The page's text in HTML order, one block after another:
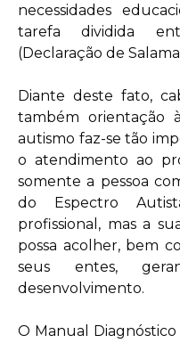
necessidades
tarefa dividida
(Declaração de
Diante deste fato,
também orientação
autismo faz-se tão
o atendimento ao
somente a pessoa
do Espectro
profissional, mas a
possa acolher, bem
seus entes,
desenvolvimento.
O Manual